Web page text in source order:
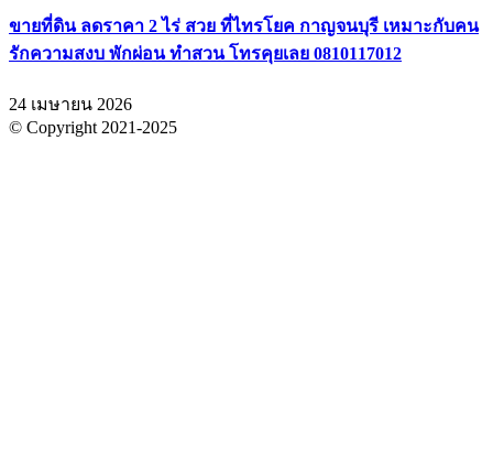
ขายที่ดิน ลดราคา 2 ไร่ สวย ที่ไทรโยค กาญจนบุรี เหมาะกับคน
รักความสงบ พักผ่อน ทำสวน โทรคุยเลย 0810117012
24 เมษายน 2026
© Copyright 2021-2025